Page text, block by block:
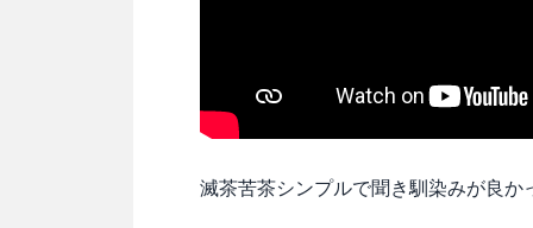
滅茶苦茶シンプルで聞き馴染みが良か